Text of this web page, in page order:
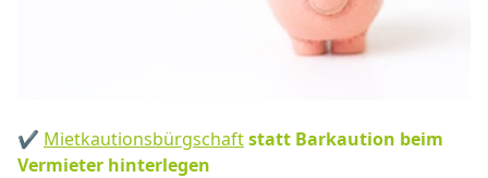
✔ Mietkautionsbürgschaftstatt Barkaution beim
Vermieter hinterlegen